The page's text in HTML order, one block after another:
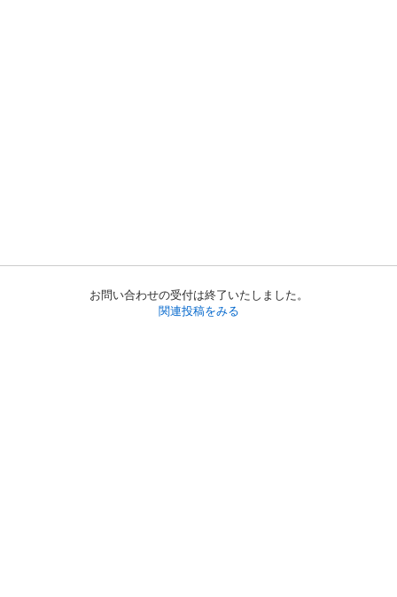
お問い合わせの受付は終了いたしました。
関連投稿をみる